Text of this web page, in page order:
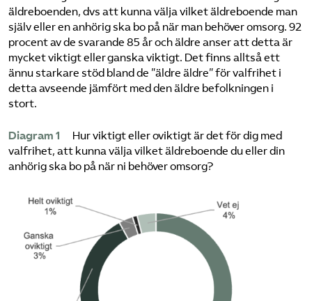
äldreboenden, dvs att kunna välja vilket äldreboende man
själv eller en anhörig ska bo på när man behöver omsorg. 92
procent av de svarande 85 år och äldre anser att detta är
mycket viktigt eller ganska viktigt. Det finns alltså ett
ännu starkare stöd bland de ”äldre äldre” för valfrihet i
detta avseende jämfört med den äldre befolkningen i
stort.
Diagram 1 Hur viktigt eller oviktigt är det för dig med
valfrihet, att kunna välja vilket äldreboende du eller din
anhörig ska bo på när ni behöver omsorg?